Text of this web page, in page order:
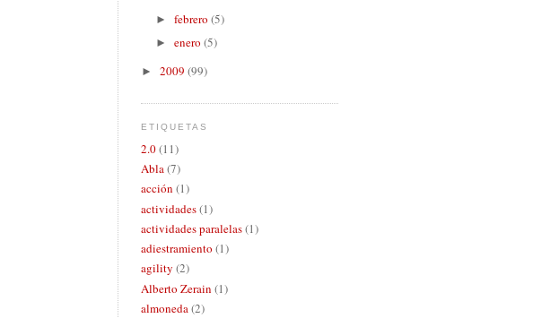
► febrero (5)
► enero (5)
► 2009 (99)
ETIQUETAS
2.0(11)
Abla(7)
acción (1)
actividades(1)
actividades paralelas(1)
adiestramiento (1)
agility (2)
Alberto Zerain (1)
almoneda(2)